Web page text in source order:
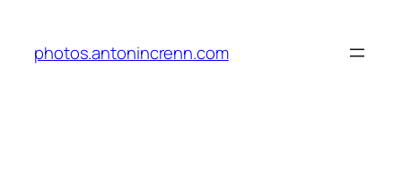
contenu
photos.antonincrenn.com